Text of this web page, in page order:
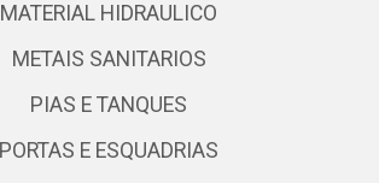
MATERIAL HIDRAULICO
METAIS SANITARIOS
PIAS E TANQUES
PORTAS E ESQUADRIAS